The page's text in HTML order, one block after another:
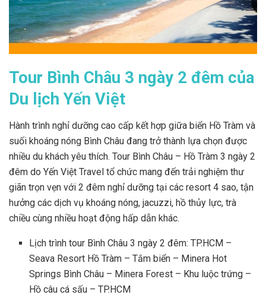
Tour Bình Châu 3 ngày 2 đêm của
Du lịch Yến Việt
Hành trình nghỉ dưỡng cao cấp kết hợp giữa biển Hồ Tràm và
suối khoáng nóng Bình Châu đang trở thành lựa chọn được
nhiều du khách yêu thích. Tour Bình Châu – Hồ Tràm 3 ngày 2
đêm do Yến Việt Travel tổ chức mang đến trải nghiệm thư
giãn trọn vẹn với 2 đêm nghỉ dưỡng tại các resort 4 sao, tận
hưởng các dịch vụ khoáng nóng, jacuzzi, hồ thủy lực, trà
chiều cùng nhiều hoạt động hấp dẫn khác.
Lịch trình tour Bình Châu 3 ngày 2 đêm: TP.HCM –
Seava Resort Hồ Tràm – Tắm biển – Minera Hot
Springs Bình Châu – Minera Forest – Khu luộc trứng –
Hồ câu cá sấu – TP.HCM